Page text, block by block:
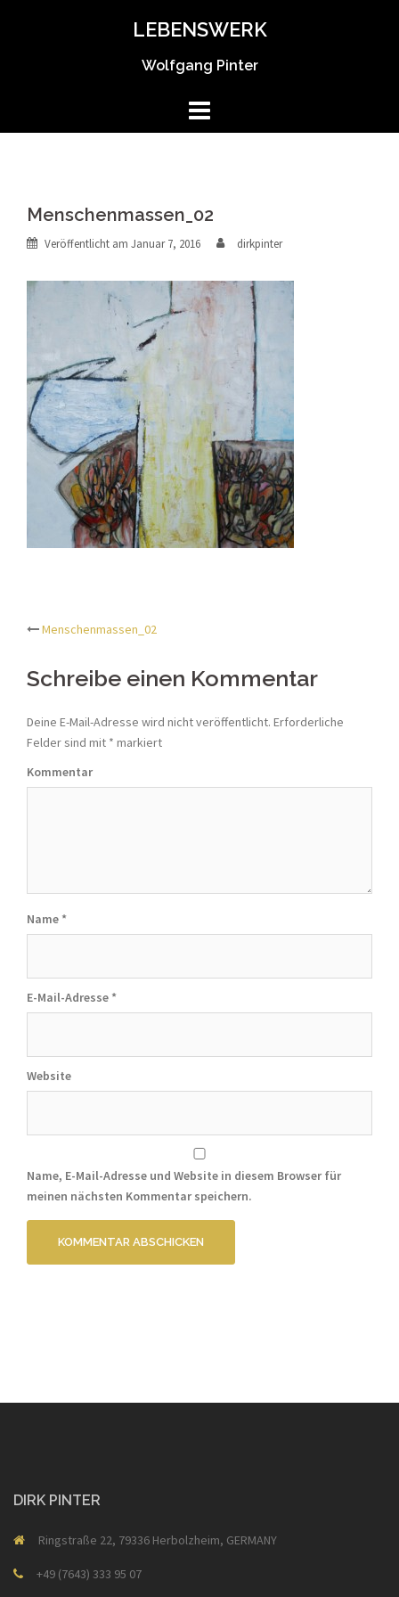
LEBENSWERK
Wolfgang Pinter
Menschenmassen_02
Veröffentlicht am Januar 7, 2016 dirkpinter
Beitrags-
Navigation
Menschenmassen_02
Schreibe einen Kommentar
Deine E-Mail-Adresse wird nicht veröffentlicht. Erforderliche
Felder sind mit * markiert
Kommentar
Name *
E-Mail-Adresse *
Website
Name, E-Mail-Adresse und Website in diesem Browser für
meinen nächsten Kommentar speichern.
DIRK PINTER
Ringstraße 22, 79336 Herbolzheim, GERMANY
+49 (7643) 333 95 07